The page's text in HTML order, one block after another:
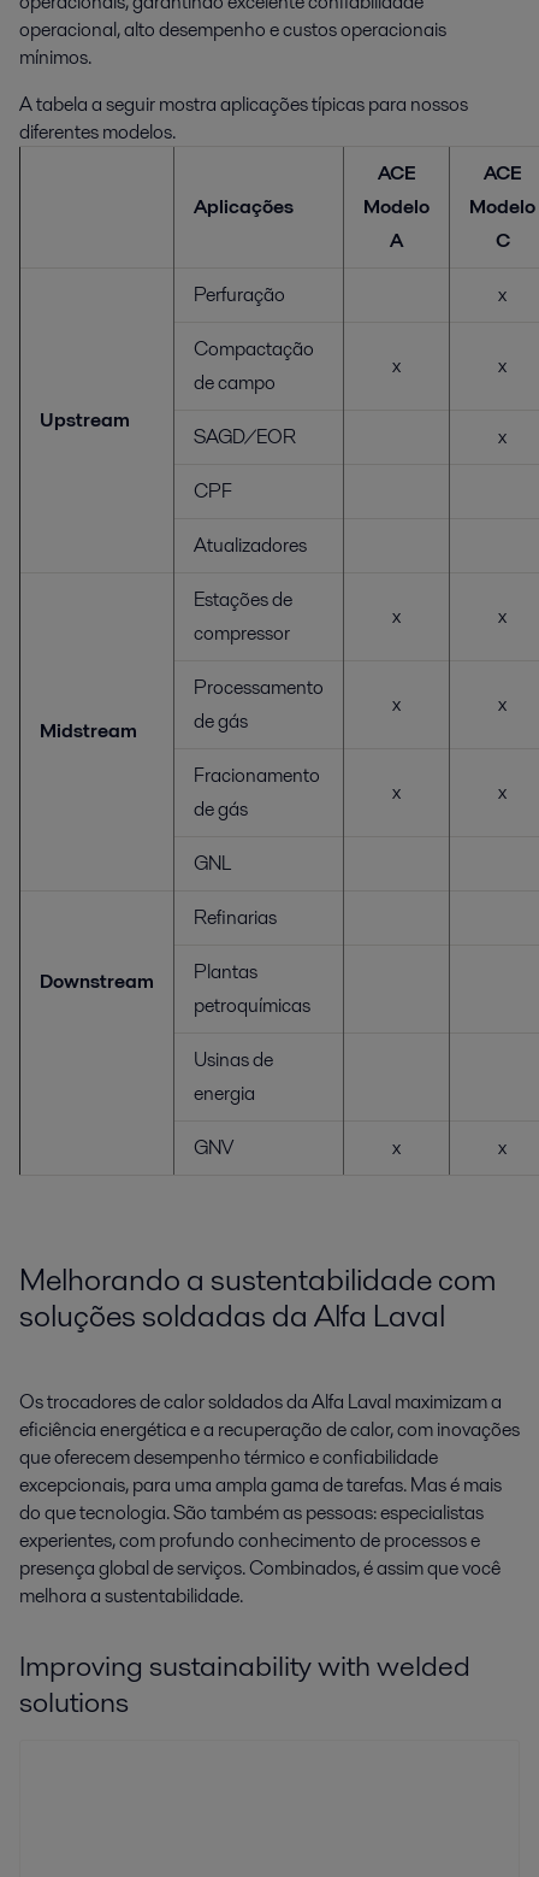
operacional, alto desempenho e custos operacionais
mínimos.
A tabela a seguir mostra aplicações típicas para nossos
diferentes modelos.
Aplicações
ACE
Modelo
A
ACE
Modelo
C
Upstream
Perfuração
x
Compactação
de campo
x x
SAGD/EOR
x
CPF
Atualizadores
Midstream
Estações de
compressor
x x
Processamento
de gás
x x
Fracionamento
de gás
x x
GNL
Downstream
Refinarias
Plantas
petroquímicas
Usinas de
energia
GNV
x x
Melhorando a sustentabilidade com
soluções soldadas da Alfa Laval
Os trocadores de calor soldados da Alfa Laval maximizam a
eficiência energética e a recuperação de calor, com inovações
que oferecem desempenho térmico e confiabilidade
excepcionais, para uma ampla gama de tarefas. Mas é mais
do que tecnologia. São também as pessoas: especialistas
experientes, com profundo conhecimento de processos e
presença global de serviços. Combinados, é assim que você
melhora a sustentabilidade.
Improving sustainability with welded
solutions